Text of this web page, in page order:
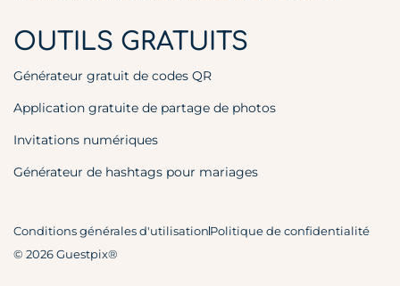
OUTILS GRATUITS
Générateur gratuit de codes QR
Application gratuite de partage de photos
Invitations numériques
Générateur de hashtags pour mariages
© 2026 Guestpix®
Conditions générales d'utilisationPolitique de confidentialité